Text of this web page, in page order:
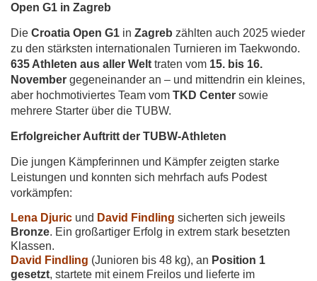
Open G1 in Zagreb
Die Croatia Open G1 in Zagreb zählten auch 2025 wieder
zu den stärksten internationalen Turnieren im Taekwondo.
635 Athleten aus aller Welt traten vom 15. bis 16.
November gegeneinander an – und mittendrin ein kleines,
aber hochmotiviertes Team vom TKD Center sowie
mehrere Starter über die TUBW.
Erfolgreicher Auftritt der TUBW-Athleten
Die jungen Kämpferinnen und Kämpfer zeigten starke
Leistungen und konnten sich mehrfach aufs Podest
vorkämpfen:
Lena Djuric und David Findling sicherten sich jeweils
Bronze. Ein großartiger Erfolg in extrem stark besetzten
Klassen.
David Findling (Junioren bis 48 kg), an Position 1
gesetzt, startete mit einem Freilos und lieferte im